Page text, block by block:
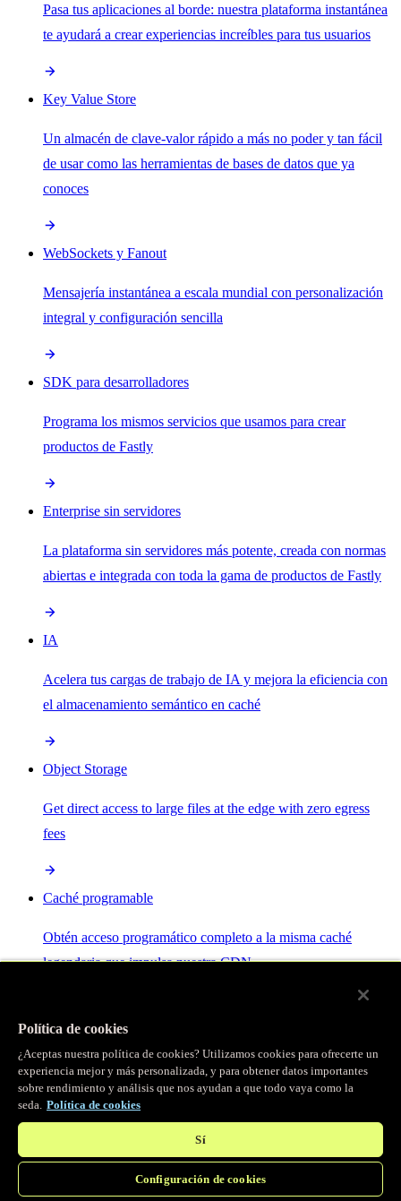
Pasa tus aplicaciones al borde: nuestra plataforma instantánea
te ayudará a crear experiencias increíbles para tus usuarios
Key Value Store
Un almacén de clave-valor rápido a más no poder y tan fácil
de usar como las herramientas de bases de datos que ya
conoces
WebSockets y Fanout
Mensajería instantánea a escala mundial con personalización
integral y configuración sencilla
SDK para desarrolladores
Programa los mismos servicios que usamos para crear
productos de Fastly
Enterprise sin servidores
La plataforma sin servidores más potente, creada con normas
abiertas e integrada con toda la gama de productos de Fastly
IA
Acelera tus cargas de trabajo de IA y mejora la eficiencia con
el almacenamiento semántico en caché
Object Storage
Get direct access to large files at the edge with zero egress
fees
Caché programable
Obtén acceso programático completo a la misma caché
legendaria que impulsa nuestra CDN.
Servidor MCP
Control por IA para tus servicios Fastly.
Política de cookies
¿Aceptas nuestra política de cookies? Utilizamos cookies para ofrecerte un
experiencia mejor y más personalizada, y para obtener datos importantes
sobre rendimiento y análisis que nos ayudan a que todo vaya como la
seda. Política de cookies
Sí
Configuración de cookies